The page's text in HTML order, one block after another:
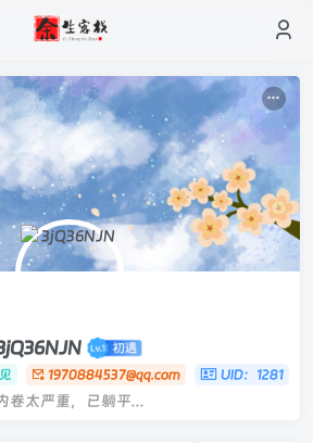
1970884537@qq.com UID：1281
卷太严重，已躺平...